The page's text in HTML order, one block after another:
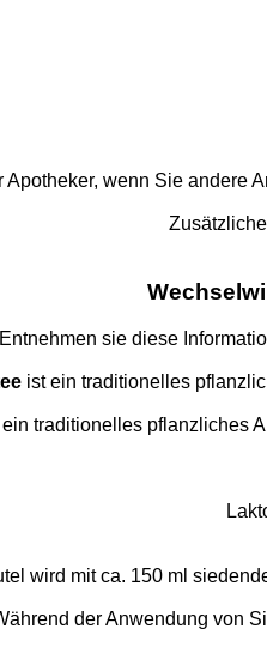
Apotheker, wenn Sie
Entnehmen sie diese
ist ein traditionelles
traditionelles pflanzliches
wird mit ca. 150 ml
der Anwendung von